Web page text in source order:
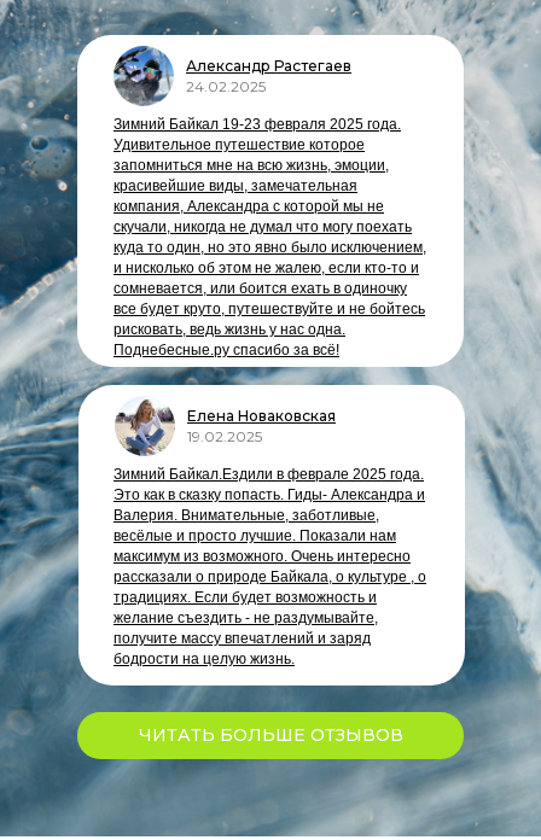
Александр Растегаев
Зимний Байкал 19-23 февраля 2025 года.
Удивительное путешествие которое
запомниться мне на всю жизнь, эмоции,
красивейшие виды, замечательная
компания, Александра с которой мы не
скучали, никогда не думал что могу поехать
куда то один, но это явно было исключением,
и нисколько об этом не жалею, если кто-то и
сомневается, или боится ехать в одиночку
все будет круто, путешествуйте и не бойтесь
рисковать, ведь жизнь у нас одна.
Поднебесные.ру спасибо за всё!
24.02.2025
Зимний Байкал.Ездили в феврале 2025 года.
Это как в сказку попасть. Гиды- Александра и
Валерия. Внимательные, заботливые,
весёлые и просто лучшие. Показали нам
максимум из возможного. Очень интересно
рассказали о природе Байкала, о культуре , о
традициях. Если будет возможность и
желание съездить - не раздумывайте,
получите массу впечатлений и заряд
бодрости на целую жизнь.
19.02.2025
Елена Новаковская
ЧИТАТЬ БОЛЬШЕ ОТЗЫВОВ